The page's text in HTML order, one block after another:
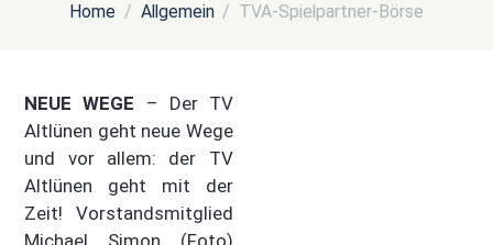
Home Allgemein TVA-Spielpartner-Börse
NEUE WEGE – Der TV
Altlünen geht neue Wege
und vor allem: der TV
Altlünen geht mit der
Zeit! Vorstandsmitglied